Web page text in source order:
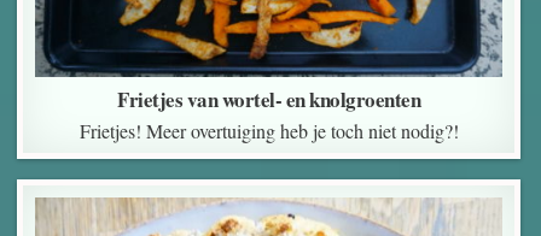
Frietjes van wortel- en knolgroenten
Frietjes! Meer overtuiging heb je toch niet nodig?!